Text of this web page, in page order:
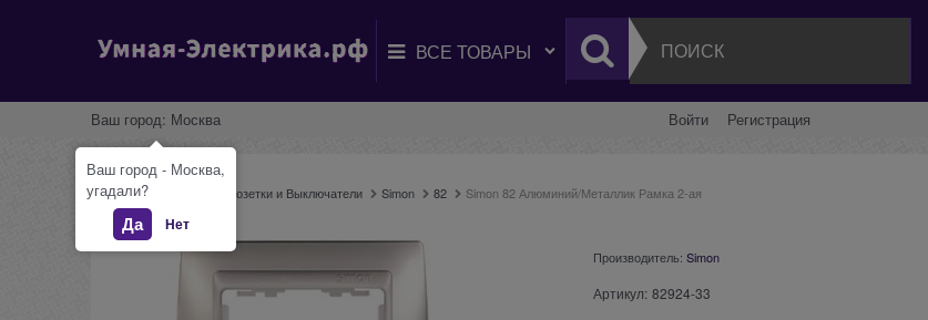
Ваш город: Москва Войти Регистрация
Главная Розетки и Выключатели Simon 82 Simon 82 Алюминий/Металлик Рамка 2-ая
Производитель: Simon
Артикул: 82924-33
Ваш город - Москва,
угадали?
Да Нет